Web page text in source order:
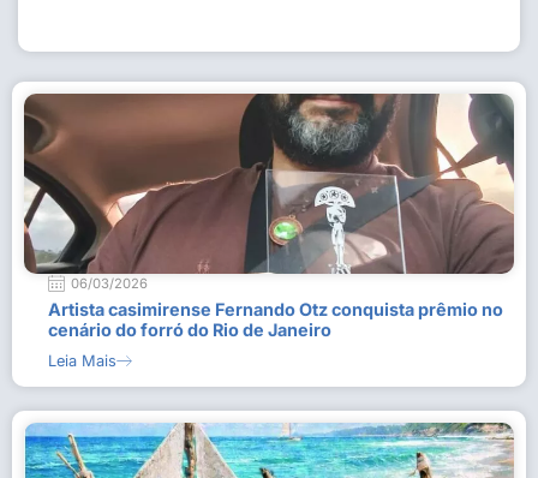
06/03/2026
Artista casimirense Fernando Otz conquista prêmio no
cenário do forró do Rio de Janeiro
Leia Mais